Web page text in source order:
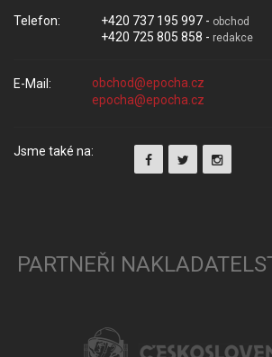
Telefon: +420 737 195 997 - obchod
+420 725 805 858 - redakce
E-Mail:
Jsme také na:
PARTNEŘI